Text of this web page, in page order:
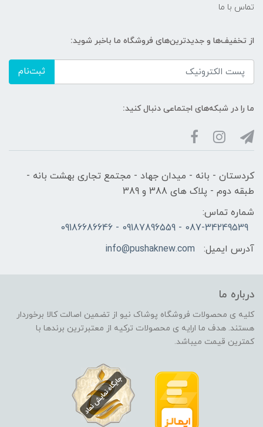
تماس با ما
از تخفیف‌ها و جدیدترین‌های فروشگاه ما باخبر شوید:
ثبت‌نام
ما را در شبکه‌های اجتماعی دنبال کنید:
کردستان - بانه - میدان جهاد - مجتمع تجاری بهشت بانه -
طبقه دوم - پلاک های 388 و 389
شماره تماس:
087-34249539 - 09187896559 - 09186686646
آدرس ایمیل:
info@pushaknew.com
درباره ما
کلیه ی محصولات فروشگاه پوشاک نیو از تضمین اصالت کالا برخوردار
هستند. هدف ما ارایه ی محصولات ترکیه از معتبرترین برندها با
کمترین قیمت میباشد.